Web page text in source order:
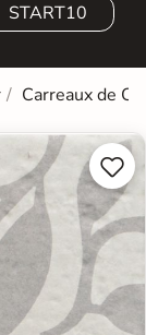
START10
Carreaux de

